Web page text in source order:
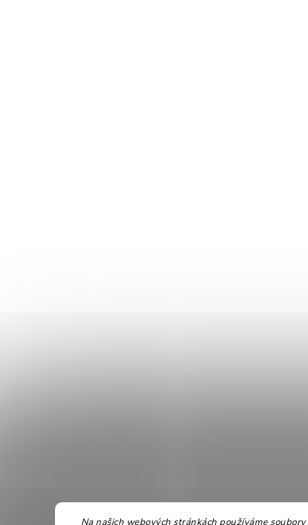
Na našich webových stránkách používáme